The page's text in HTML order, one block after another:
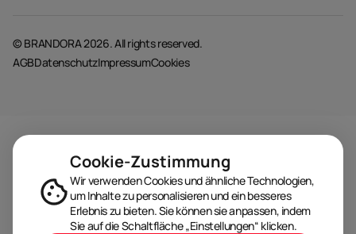
© BRANDORA 2026. All rights reserved.
AGBDatenschutzImpressumCookies
Cookie-Zustimmung
Wir verwenden Cookies und ähnliche Technologien,
um Inhalte zu personalisieren und ein besseres
Erlebnis zu bieten. Sie können sie anpassen, indem
Sie auf die Schaltfläche „Einstellungen“ klicken.